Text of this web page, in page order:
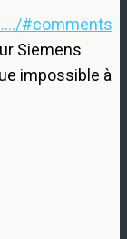
#comments
Siemens
impossible à